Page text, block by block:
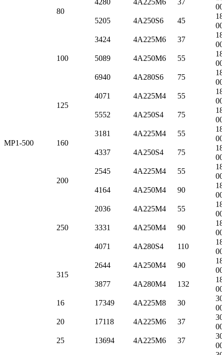
МР1-500
80
5205
4А250S6 45
100
3424 4А225M6 37
5089
4А250M6 55
6940
4А280S6 75
125
4071 4А225M4 55
5552
4А250S4 75
160
3181 4А225M4 55
4337
4А250S4 75
200
2545 4А225M4 55
4164
4А250M4 90
250
2036 4А225M4 55
3331
4А250M4 90
4071
4А280S4 110
315
2644 4А250M4 90
3877
4А280M4 132
16 17349 4А225M8 30
20
17118 4А225M6 37
25
13694 4А225M6 37